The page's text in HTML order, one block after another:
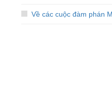
Về các cuộc đàm phán